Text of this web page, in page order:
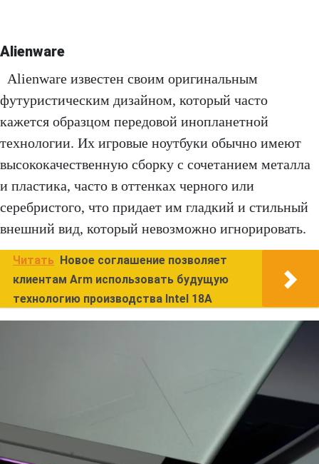
Alienware
Alienware известен своим оригинальным
футуристическим дизайном, который часто
кажется образцом передовой инопланетной
технологии. Их игровые ноутбуки обычно имеют
высококачественную сборку с сочетанием металла
и пластика, часто в оттенках черного или
серебристого, что придает им гладкий и стильный
внешний вид, который невозможно игнорировать.
Читать Новое соглашение позволяет
клиентам Arm использовать будущую
технологию производства Intel 18A